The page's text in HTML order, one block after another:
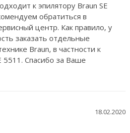
к эпилятору Braun SE
обратиться в
центр. Как правило, у
заказать отдельные
Braun, в частности к
5511. Спасибо за Ваше
18.02.2020